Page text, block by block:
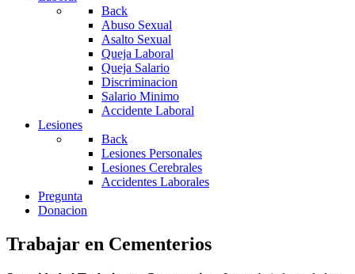
Back
Abuso Sexual
Asalto Sexual
Queja Laboral
Queja Salario
Discriminacion
Salario Minimo
Accidente Laboral
Lesiones
Back
Lesiones Personales
Lesiones Cerebrales
Accidentes Laborales
Pregunta
Donacion
Trabajar en Cementerios